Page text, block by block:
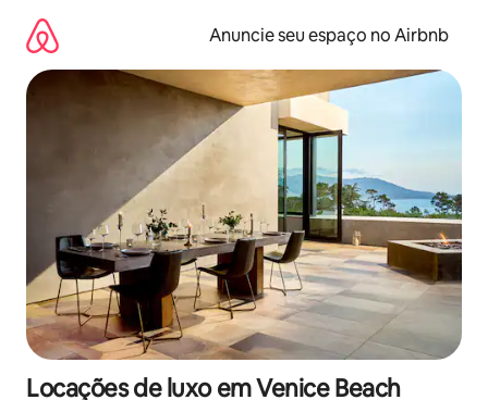
para
conteúdo
Anuncie seu espaço no Airbnb
Locações de luxo em Venice Beach